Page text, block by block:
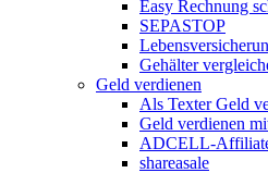
Easy Rechnung
SEPASTOP
Gehälter
Geld verdienen
Als Texter Geld
Geld verdienen
ADCELL-
shareasale